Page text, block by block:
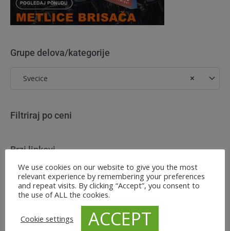
Grupe delova/kategorije
×
Svecice
Filtriraj po ceni
Brzi linkovi
Kozmetika
Obavezna i dodatna oprema
Ulja, maziva i tecnosti
Metlice brisaca
We use cookies on our website to give you the most
relevant experience by remembering your preferences
and repeat visits. By clicking “Accept”, you consent to
the use of ALL the cookies.
Cookie settings ACCEPT